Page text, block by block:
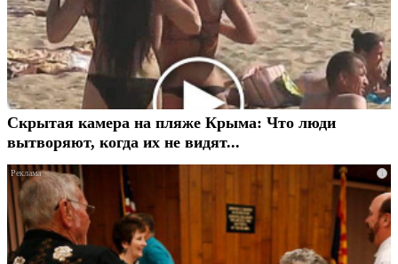
Скрытая камера на пляже Крыма: Что люди
вытворяют, когда их не видят...
i